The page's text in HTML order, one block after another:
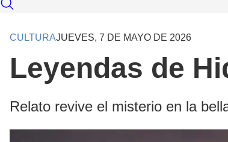
CULTURAJUEVES, 7 DE MAYO DE 2026
Leyendas de
Relato revive el misterio en la